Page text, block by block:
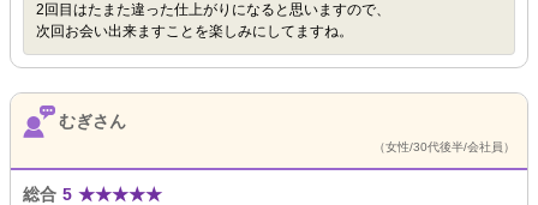
2回目はたまた違った仕上がりになると思いますので、
次回お会い出来ますことを楽しみにしてますね。
むぎさん
（女性/30代後半/会社員）
総合 5 ★★★★★